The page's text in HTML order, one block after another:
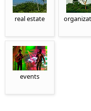
real estate
events